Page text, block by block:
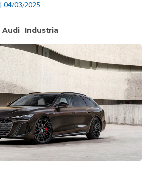
| 04/03/2025
Audi Industria